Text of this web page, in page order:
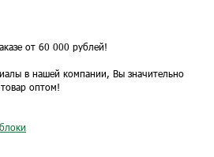
от 60 000 рублей!
в нашей компании, Вы значительно
оптом!